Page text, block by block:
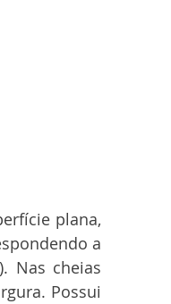
plana,
a
Nas cheias
Possui